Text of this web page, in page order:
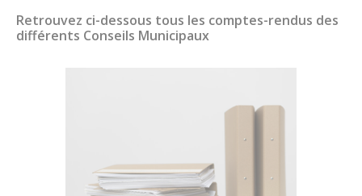
Retrouvez ci-dessous tous les comptes-rendus des
différents Conseils Municipaux